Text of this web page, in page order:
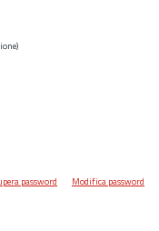
password Modifica password